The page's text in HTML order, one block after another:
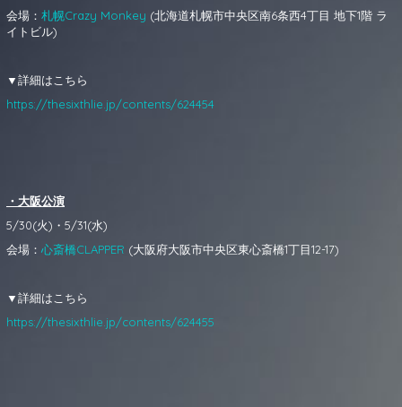
会場： 札幌Crazy Monkey (北海道札幌市中央区南6条西4丁目 地下1階 ラ
イトビル)
▼詳細はこちら
https://thesixthlie.jp/contents/624454
・大阪公演
5/30(火)・5/31(水)
会場： 心斎橋CLAPPER (大阪府大阪市中央区東心斎橋1丁目12-17)
▼詳細はこちら
https://thesixthlie.jp/contents/624455